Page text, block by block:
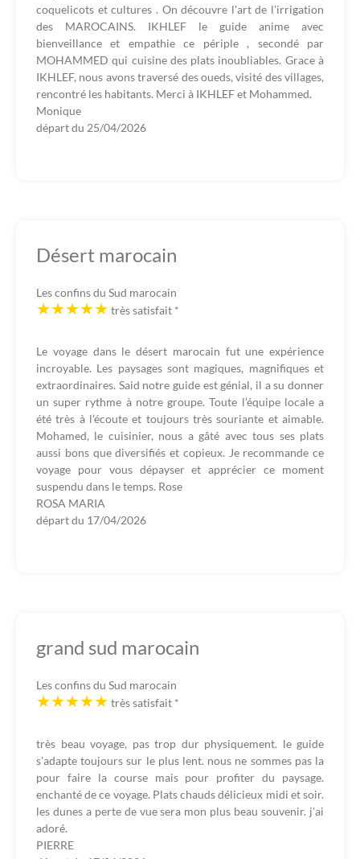
coquelicots et cultures . On découvre l'art de l'irrigation
des MAROCAINS. IKHLEF le guide anime avec
bienveillance et empathie ce périple , secondé par
MOHAMMED qui cuisine des plats inoubliables. Grace à
IKHLEF, nous avons traversé des oueds, visité des villages,
rencontré les habitants. Merci à IKHLEF et Mohammed.
Monique
départ du 25/04/2026
Désert marocain
Les confins du Sud marocain
très satisfait *
Le voyage dans le désert marocain fut une expérience
incroyable. Les paysages sont magiques, magnifiques et
extraordinaires. Said notre guide est génial, il a su donner
un super rythme à notre groupe. Toute l’équipe locale a
été très à l’écoute et toujours très souriante et aimable.
Mohamed, le cuisinier, nous a gâté avec tous ses plats
aussi bons que diversifiés et copieux. Je recommande ce
voyage pour vous dépayser et apprécier ce moment
suspendu dans le temps. Rose
ROSA MARIA
départ du 17/04/2026
grand sud marocain
Les confins du Sud marocain
très satisfait *
très beau voyage, pas trop dur physiquement. le guide
s'adapte toujours sur le plus lent. nous ne sommes pas la
pour faire la course mais pour profiter du paysage.
enchanté de ce voyage. Plats chauds délicieux midi et soir.
les dunes a perte de vue sera mon plus beau souvenir. j'ai
adoré.
PIERRE